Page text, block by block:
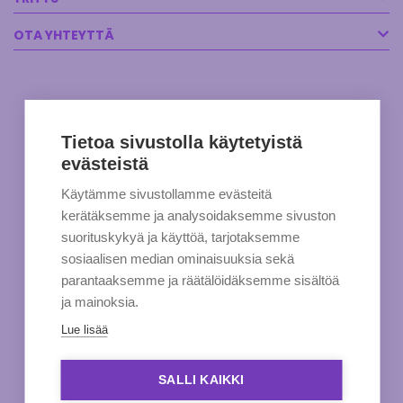
OTA YHTEYTTÄ
Tietoa sivustolla käytetyistä
evästeistä
Käytämme sivustollamme evästeitä
kerätäksemme ja analysoidaksemme sivuston
suorituskykyä ja käyttöä, tarjotaksemme
sosiaalisen median ominaisuuksia sekä
parantaaksemme ja räätälöidäksemme sisältöä
ja mainoksia.
Lue lisää
SALLI KAIKKI